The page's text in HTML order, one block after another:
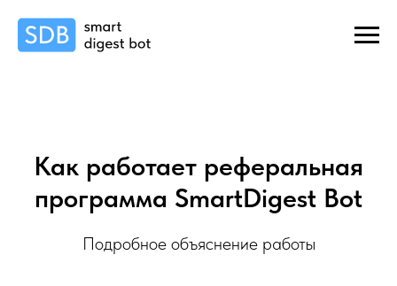
Как работает реферальная
программа SmartDigest Bot
Подробное объяснение работы